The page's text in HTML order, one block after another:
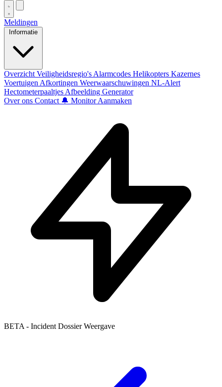
Meldingen
Informatie
Overzicht Veiligheidsregio's Alarmcodes Helikopters Kazernes
Voertuigen Afkortingen Weerwaarschuwingen NL-Alert
Hectometerpaaltjes Afbeelding Generator
Over ons Contact 🔔 Monitor Aanmaken
BETA - Incident Dossier Weergave